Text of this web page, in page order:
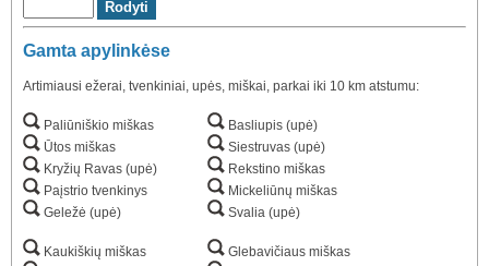
Gamta apylinkėse
Artimiausi ežerai, tvenkiniai, upės, miškai, parkai iki 10 km atstumu:
Paliūniškio miškas
Ūtos miškas
Kryžių Ravas (upė)
Paįstrio tvenkinys
Geležė (upė)
Kaukiškių miškas
Basliupis (upė)
Siestruvas (upė)
Rekstino miškas
Mickeliūnų miškas
Svalia (upė)
Glebavičiaus miškas